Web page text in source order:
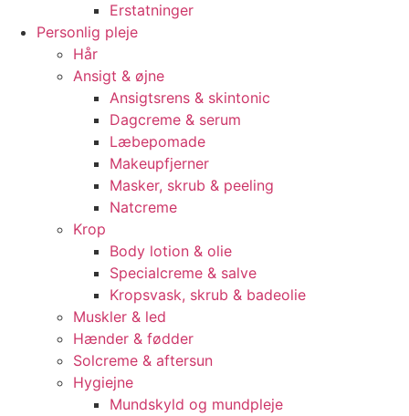
Erstatninger
Personlig pleje
Hår
Ansigt & øjne
Ansigtsrens & skintonic
Dagcreme & serum
Læbepomade
Makeupfjerner
Masker, skrub & peeling
Natcreme
Krop
Body lotion & olie
Specialcreme & salve
Kropsvask, skrub & badeolie
Muskler & led
Hænder & fødder
Solcreme & aftersun
Hygiejne
Mundskyld og mundpleje